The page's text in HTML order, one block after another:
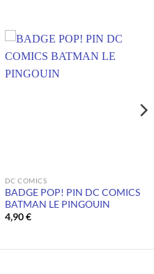
DC COMICS
BADGE POP! PIN DC COMICS
BATMAN LE PINGOUIN
4,90€